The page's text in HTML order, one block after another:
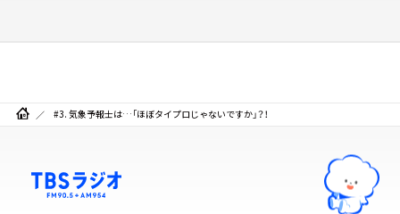
#3. 気象予報士は…「ほぼタイプロじゃないですか」？！